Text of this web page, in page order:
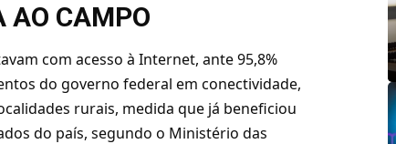
AO CAMPO
com acesso à Internet, ante 95,8%
do governo federal em conectividade,
rurais, medida que já beneficiou
do país, segundo o Ministério das